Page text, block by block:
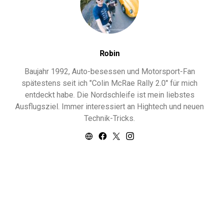
Robin
Baujahr 1992, Auto-besessen und Motorsport-Fan
spätestens seit ich "Colin McRae Rally 2.0" für mich
entdeckt habe. Die Nordschleife ist mein liebstes
Ausflugsziel. Immer interessiert an Hightech und neuen
Technik-Tricks.